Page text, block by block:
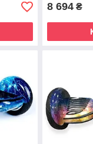
8 694 ₴